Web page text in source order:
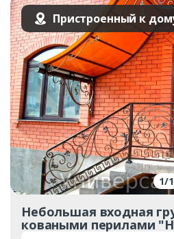
Пристроенный к
1/1
Небольшая входная
коваными перилами